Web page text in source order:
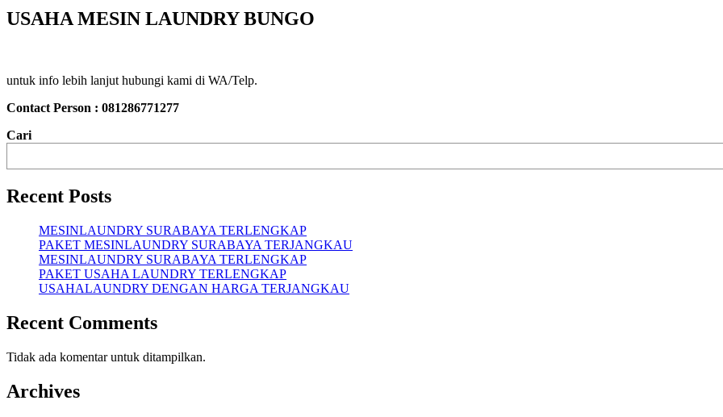
USAHA MESIN LAUNDRY BUNGO
untuk info lebih lanjut hubungi kami di WA/Telp.
Contact Person : 081286771277
Cari
Recent Posts
MESINLAUNDRY SURABAYA TERLENGKAP
PAKET MESINLAUNDRY SURABAYA TERJANGKAU
MESINLAUNDRY SURABAYA TERLENGKAP
PAKET USAHA LAUNDRY TERLENGKAP
USAHALAUNDRY DENGAN HARGA TERJANGKAU
Recent Comments
Tidak ada komentar untuk ditampilkan.
Archives